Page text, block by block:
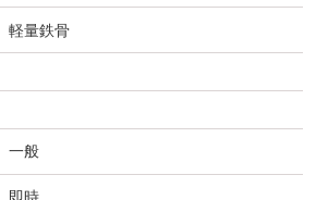
軽量鉄骨
一般
即時